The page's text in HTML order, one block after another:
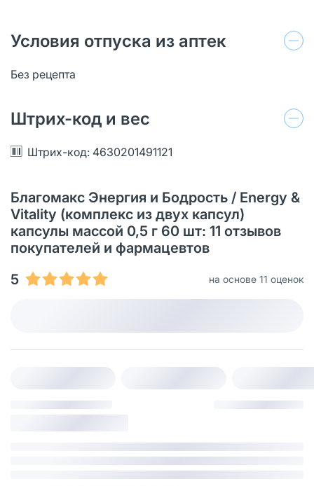
Условия отпуска из аптек
Без рецепта
Штрих-код и вес
Штрих-код: 4630201491121
Благомакс Энергия и Бодрость / Energy &
Vitality (комплекс из двух капсул)
капсулы массой 0,5 г 60 шт: 11 отзывов
покупателей и фармацевтов
5
на основе 11 оценок